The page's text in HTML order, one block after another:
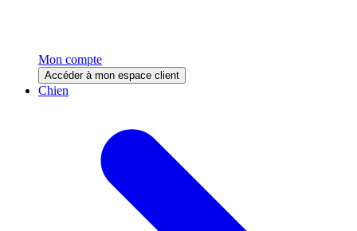
Mon compte
Accéder à mon espace client
Chien